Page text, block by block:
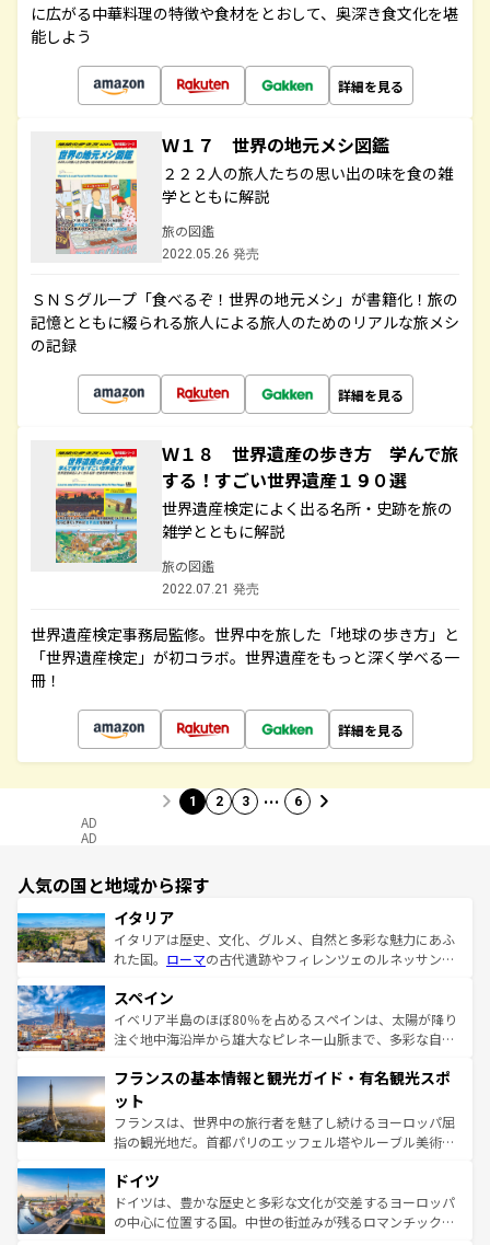
に広がる中華料理の特徴や食材をとおして、奥深き食文化を堪
能しよう
詳細を見る
Ｗ１７ 世界の地元メシ図鑑
２２２人の旅人たちの思い出の味を食の雑
学とともに解説
旅の図鑑
2022.05.26 発売
ＳＮＳグループ「食べるぞ！世界の地元メシ」が書籍化！旅の
記憶とともに綴られる旅人による旅人のためのリアルな旅メシ
の記録
詳細を見る
Ｗ１８ 世界遺産の歩き方 学んで旅
する！すごい世界遺産１９０選
世界遺産検定によく出る名所・史跡を旅の
雑学とともに解説
旅の図鑑
2022.07.21 発売
世界遺産検定事務局監修。世界中を旅した「地球の歩き方」と
「世界遺産検定」が初コラボ。世界遺産をもっと深く学べる一
冊！
詳細を見る
1 2 3 … 6
AD
AD
人気の国と地域から探す
イタリア
イタリアは歴史、文化、グルメ、自然と多彩な魅力にあふ
れた国。 ローマの古代遺跡やフィレンツェのルネッサンス
ろん、トスカーナの美しい田園風景やアマルフィ海岸の絶
景など、自然景観も見逃せない。観光の合間には、本場の
ピザやパスタなど、絶品のイタリア料理を堪能することも
ませてくれるイタリアで、忘れられない旅をしてみよう！
なお、新着のイタリア情報は
しい。
スペイン
イベリア半島のほぼ80％を占めるスペインは、太陽が降り
注ぐ地中海沿岸から雄大なピレネー山脈まで、多彩な自然
文化が根付くこの国では、情熱的なフラメンコ、熱気あふ
れる闘牛、そして美味しいタパスが生活の一部となってい
る。首都マドリードの洗練された雰囲気や、バルセロナの
アートに溢れた街角から、地方では古代ローマ遺跡や中世
せる。地方によって風土や気候が異なるスペインはその個
性で訪れる人を魅了する。 なお、新着のスペイン情報は コ
ンテンツ一覧を参照してほしい。
フランスの基本情報と観光ガイド・有名観光スポ
ット
フランスは、世界中の旅行者を魅了し続けるヨーロッパ屈
指の観光地だ。首都パリのエッフェル塔やルーブル美術館
で、幅広い魅力が詰まっている。華麗な宮殿、歴史的な大
聖堂、美しいビーチ、そして豊かな自然が、訪れる者を心
から魅了する。また、フランスは美食の国としても知ら
ドイツ
ドイツは、豊かな歴史と多彩な文化が交差するヨーロッパ
の中心に位置する国。中世の街並みが残るロマンチック街